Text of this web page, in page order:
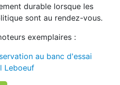
durable lorsque les
sont au rendez-vous.
exemplaires :
au banc d'essai
Leboeuf